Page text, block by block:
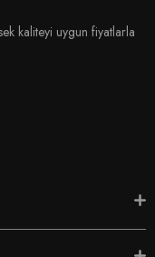
kaliteyi uygun fiyatlarla